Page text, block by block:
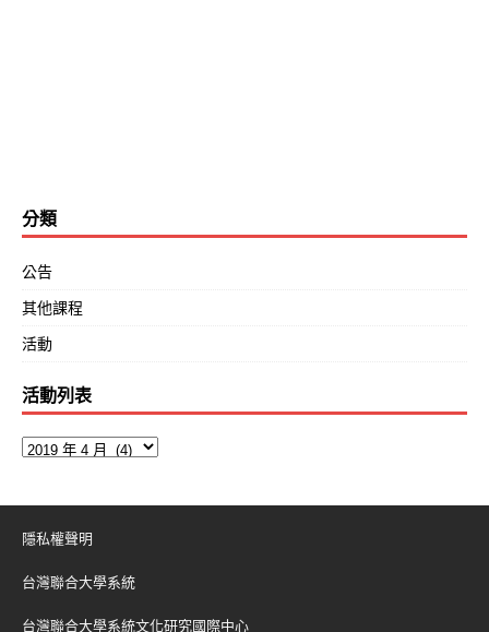
分類
公告
其他課程
活動
活動列表
隱私權聲明
台灣聯合大學系統
台灣聯合大學系統文化研究國際中心